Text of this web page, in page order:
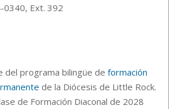
0340, Ext. 392
programa bilingüe de formación
de la Diócesis de Little Rock.
de Formación Diaconal de 2028